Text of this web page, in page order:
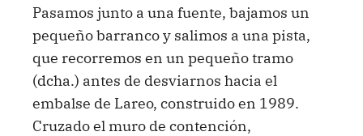
Pasamos junto a una fuente, bajamos un
pequeño barranco y salimos a una pista,
que recorremos en un pequeño tramo
(dcha.) antes de desviarnos hacia el
embalse de Lareo, construido en 1989.
Cruzado el muro de contención,